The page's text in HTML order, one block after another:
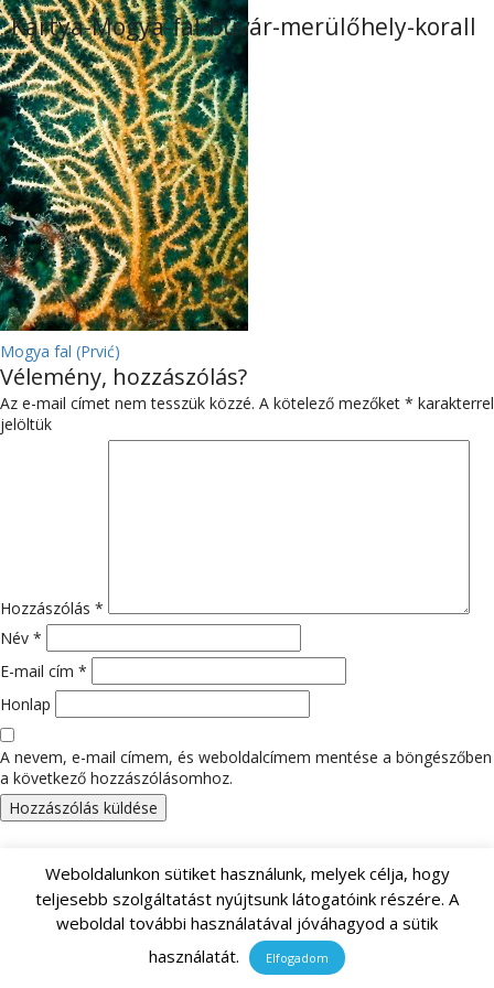
Kártya-Mogya-fal-búvár-merülőhely-korall
BEJEGYZÉS
NAVIGÁCIÓ
Mogya fal (Prvić)
Vélemény, hozzászólás?
Az e-mail címet nem tesszük közzé. A kötelező mezőket * karakterrel
jelöltük
Hozzászólás *
Név *
E-mail cím *
Honlap
A nevem, e-mail címem, és weboldalcímem mentése a böngészőben
a következő hozzászólásomhoz.
Keresés:
LEGUTÓBBI HOZZÁSZÓLÁSOK
Weboldalunkon sütiket használunk, melyek célja, hogy
teljesebb szolgáltatást nyújtsunk látogatóink részére. A
weboldal további használatával jóváhagyod a sütik
használatát.
Elfogadom